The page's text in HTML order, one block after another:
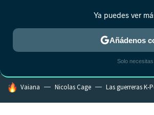
MENÚ
ANIME
HOY SE HABLA DE
Vaiana Nicolas Cage Las guerreras K-
Ya puedes ver
Añádenos
Solo